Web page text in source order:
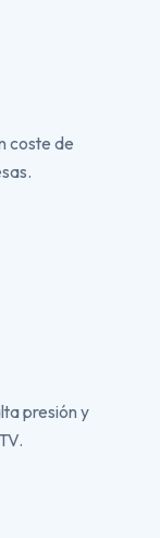
coste de
presión y